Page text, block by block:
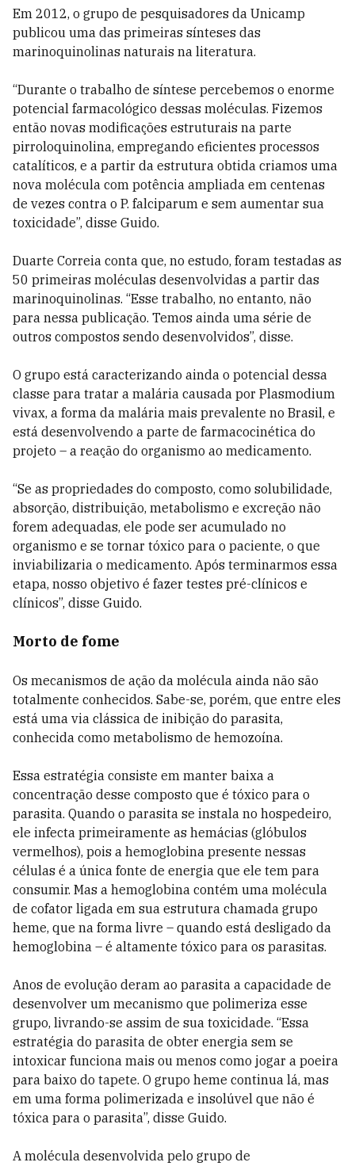
Em 2012, o grupo de pesquisadores da Unicamp
publicou uma das primeiras sínteses das
marinoquinolinas naturais na literatura.
“Durante o trabalho de síntese percebemos o enorme
potencial farmacológico dessas moléculas. Fizemos
então novas modificações estruturais na parte
pirroloquinolina, empregando eficientes processos
catalíticos, e a partir da estrutura obtida criamos uma
nova molécula com potência ampliada em centenas
de vezes contra o P. falciparum e sem aumentar sua
toxicidade”, disse Guido.
Duarte Correia conta que, no estudo, foram testadas as
50 primeiras moléculas desenvolvidas a partir das
marinoquinolinas. “Esse trabalho, no entanto, não
para nessa publicação. Temos ainda uma série de
outros compostos sendo desenvolvidos”, disse.
O grupo está caracterizando ainda o potencial dessa
classe para tratar a malária causada por Plasmodium
vivax, a forma da malária mais prevalente no Brasil, e
está desenvolvendo a parte de farmacocinética do
projeto – a reação do organismo ao medicamento.
“Se as propriedades do composto, como solubilidade,
absorção, distribuição, metabolismo e excreção não
forem adequadas, ele pode ser acumulado no
organismo e se tornar tóxico para o paciente, o que
inviabilizaria o medicamento. Após terminarmos essa
etapa, nosso objetivo é fazer testes pré-clínicos e
clínicos”, disse Guido.
Morto de fome
Os mecanismos de ação da molécula ainda não são
totalmente conhecidos. Sabe-se, porém, que entre eles
está uma via clássica de inibição do parasita,
conhecida como metabolismo de hemozoína.
Essa estratégia consiste em manter baixa a
concentração desse composto que é tóxico para o
parasita. Quando o parasita se instala no hospedeiro,
ele infecta primeiramente as hemácias (glóbulos
vermelhos), pois a hemoglobina presente nessas
células é a única fonte de energia que ele tem para
consumir. Mas a hemoglobina contém uma molécula
de cofator ligada em sua estrutura chamada grupo
heme, que na forma livre – quando está desligado da
hemoglobina – é altamente tóxico para os parasitas.
Anos de evolução deram ao parasita a capacidade de
desenvolver um mecanismo que polimeriza esse
grupo, livrando-se assim de sua toxicidade. “Essa
estratégia do parasita de obter energia sem se
intoxicar funciona mais ou menos como jogar a poeira
para baixo do tapete. O grupo heme continua lá, mas
em uma forma polimerizada e insolúvel que não é
tóxica para o parasita”, disse Guido.
A molécula desenvolvida pelo grupo de